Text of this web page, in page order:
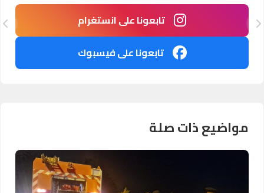
تابعونا على انستغرام
تابعونا على فيسبوك
مواضيع ذات صلة